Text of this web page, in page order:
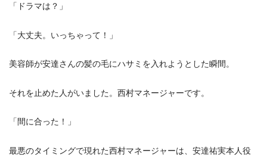
「ドラマは？」
「大丈夫。いっちゃって！」
美容師が安達さんの髪の毛にハサミを入れようとした瞬間。
それを止めた人がいました。西村マネージャーです。
「間に合った！」
最悪のタイミングで現れた西村マネージャーは、安達祐実本人役